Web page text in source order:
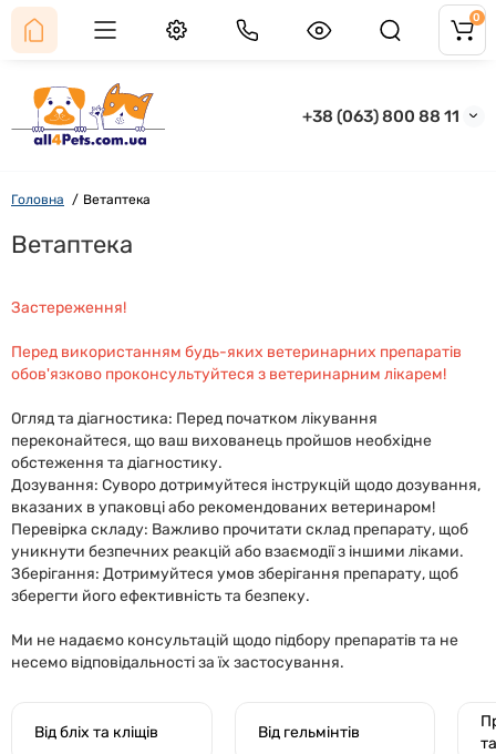
+38 (063) 800 88 11
0
Головна Ветаптека
Ветаптека
Застереження!
Перед використанням будь-яких ветеринарних препаратів
обов'язково проконсультуйтеся з ветеринарним лікарем!
Огляд та діагностика: Перед початком лікування
переконайтеся, що ваш вихованець пройшов необхідне
обстеження та діагностику.
Дозування: Суворо дотримуйтеся інструкцій щодо дозування,
вказаних в упаковці або рекомендованих ветеринаром!
Перевірка складу: Важливо прочитати склад препарату, щоб
уникнути безпечних реакцій або взаємодії з іншими ліками.
Зберігання: Дотримуйтеся умов зберігання препарату, щоб
зберегти його ефективність та безпеку.
Ми не надаємо консультацій щодо підбору препаратів та не
несемо відповідальності за їх застосування.
Від бліх та кліщів Від гельмінтів